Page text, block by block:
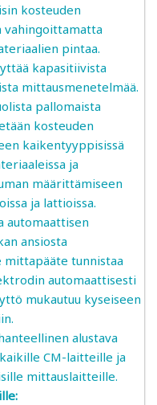
vesipitoisuus
mittaus
hakkeen, purun ja
kosteuden
vahingoittamatta
pintaa.
kapasitiivista
mittausmenetelmää.
pallomaista
kosteuden
kaikentyyppisissä
ja
määrittämiseen
ja lattioissa.
automaattisen
ansiosta
tunnistaa
automaattisesti
mukautuu kyseiseen
alustava
CM-laitteille ja
mittauslaitteille.